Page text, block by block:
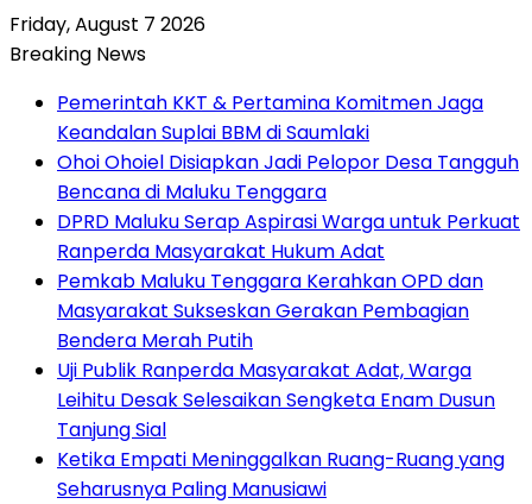
Friday, August 7 2026
Breaking News
Pemerintah KKT & Pertamina Komitmen Jaga
Keandalan Suplai BBM di Saumlaki
Ohoi Ohoiel Disiapkan Jadi Pelopor Desa Tangguh
Bencana di Maluku Tenggara
DPRD Maluku Serap Aspirasi Warga untuk Perkuat
Ranperda Masyarakat Hukum Adat
Pemkab Maluku Tenggara Kerahkan OPD dan
Masyarakat Sukseskan Gerakan Pembagian
Bendera Merah Putih
Uji Publik Ranperda Masyarakat Adat, Warga
Leihitu Desak Selesaikan Sengketa Enam Dusun
Tanjung Sial
Ketika Empati Meninggalkan Ruang-Ruang yang
Seharusnya Paling Manusiawi